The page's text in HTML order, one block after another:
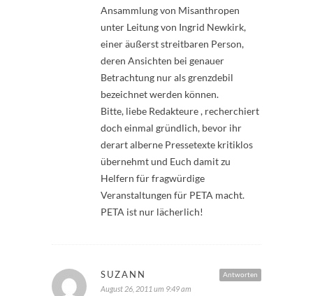
Ansammlung von Misanthropen
unter Leitung von Ingrid Newkirk,
einer äußerst streitbaren Person,
deren Ansichten bei genauer
Betrachtung nur als grenzdebil
bezeichnet werden können.
Bitte, liebe Redakteure , recherchiert
doch einmal gründlich, bevor ihr
derart alberne Pressetexte kritiklos
übernehmt und Euch damit zu
Helfern für fragwürdige
Veranstaltungen für PETA macht.
PETA ist nur lächerlich!
Antworten
SUZANN
August 26, 2011 um 9:49 am